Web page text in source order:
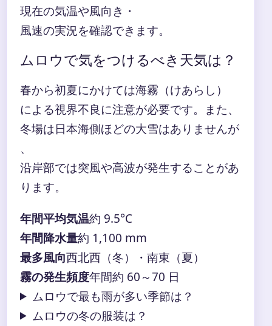
現在の気温や風向き・
風速の実況を確認できます。
ムロウで気をつけるべき天気は？
春から初夏にかけては海霧（けあらし）
による視界不良に注意が必要です。また、
冬場は日本海側ほどの大雪はありませんが
、
沿岸部では突風や高波が発生することがあ
ります。
年間平均気温約 9.5°C
年間降水量約 1,100 mm
最多風向西北西（冬）・南東（夏）
霧の発生頻度年間約 60～70 日
ムロウで最も雨が多い季節は？
ムロウの冬の服装は？